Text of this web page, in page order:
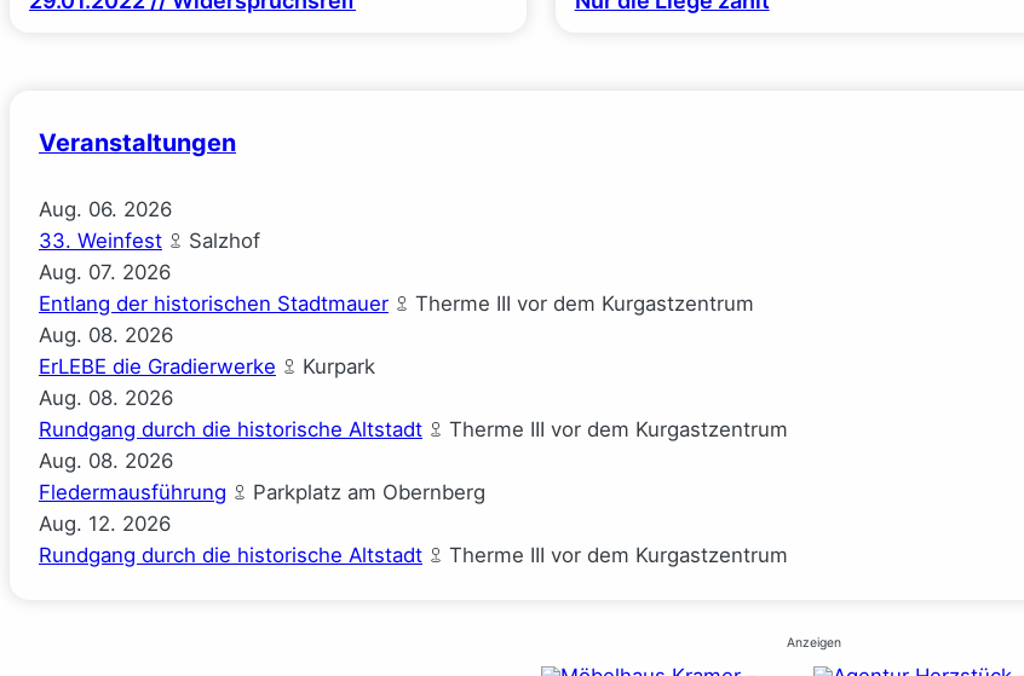
Veranstaltungen
Aug. 06. 2026
33. Weinfest
Salzhof
Aug. 07. 2026
Entlang der historischen Stadtmauer
Therme III vor dem Kurgastzentrum
Aug. 08. 2026
ErLEBE die Gradierwerke
Kurpark
Aug. 08. 2026
Rundgang durch die historische Altstadt
Therme III vor dem Kurgastzentrum
Aug. 08. 2026
Fledermausführung
Parkplatz am Obernberg
Aug. 12. 2026
Rundgang durch die historische Altstadt
Therme III vor dem Kurgastzentrum
Anzeigen